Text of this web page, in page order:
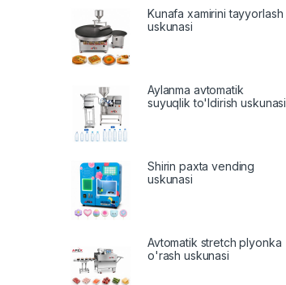
Kunafa xamirini tayyorlash
uskunasi
Aylanma avtomatik
suyuqlik to'ldirish uskunasi
Shirin paxta vending
uskunasi
Avtomatik stretch plyonka
o'rash uskunasi